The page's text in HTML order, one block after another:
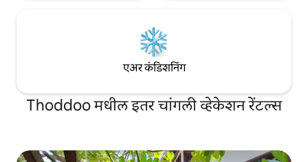
एअर कंडिशनिंग
Thoddoo मधील इतर चांगली व्हेकेशन रेंटल्स